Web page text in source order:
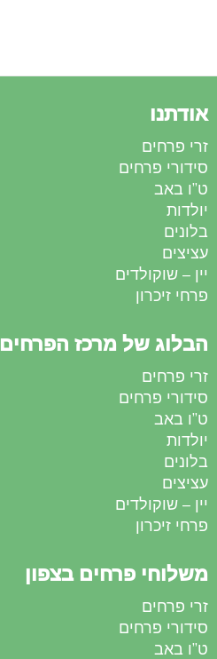
אודתנו
זרי פרחים
סידורי פרחים
ט”ו באב
יולדות
בלונים
עציצים
יין – שוקולדים
פרחי זיכרון
הבלוג של מרכז הפרחים
זרי פרחים
סידורי פרחים
ט”ו באב
יולדות
בלונים
עציצים
יין – שוקולדים
פרחי זיכרון
משלוחי פרחים בצפון
זרי פרחים
סידורי פרחים
ט”ו באב